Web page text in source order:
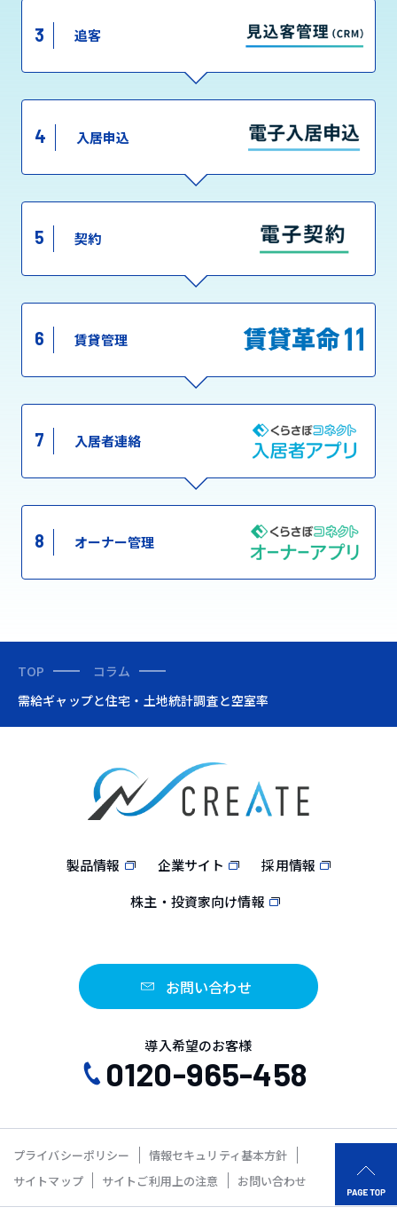
3 追客
4 入居申込
5 契約
6 賃貸管理
7 入居者連絡
8 オーナー管理
TOP
コラム
需給ギャップと住宅・土地統計調査と空室率
製品情報 企業サイト
採用情報
株主・投資家向け情報
お問い合わせ
導入希望のお客様
0120-965-458
プライバシーポリシー
情報セキュリティ基本方針
サイトマップ
サイトご利用上の注意 お問い合わせ